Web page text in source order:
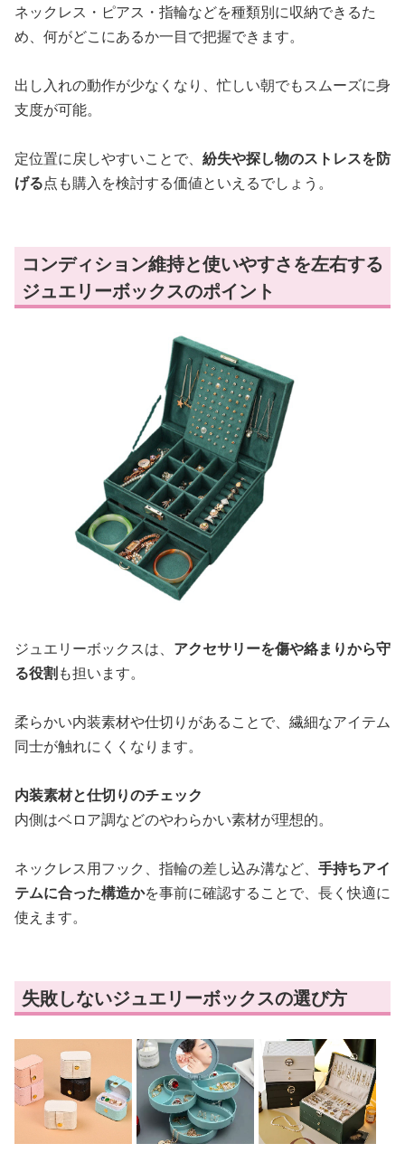
ネックレス・ピアス・指輪などを種類別に収納できるた
め、何がどこにあるか一目で把握できます。
出し入れの動作が少なくなり、忙しい朝でもスムーズに身
支度が可能。
定位置に戻しやすいことで、 紛失や探し物のストレスを防
げる点も購入を検討する価値といえるでしょう。
コンディション維持と使いやすさを左右する
ジュエリーボックスのポイント
ジュエリーボックスは、 アクセサリーを傷や絡まりから守
る役割も担います。
柔らかい内装素材や仕切りがあることで、繊細なアイテム
同士が触れにくくなります。
内装素材と仕切りのチェック
内側はベロア調などのやわらかい素材が理想的。
ネックレス用フック、指輪の差し込み溝など、 手持ちアイ
テムに合った構造かを事前に確認することで、長く快適に
使えます。
失敗しないジュエリーボックスの選び方